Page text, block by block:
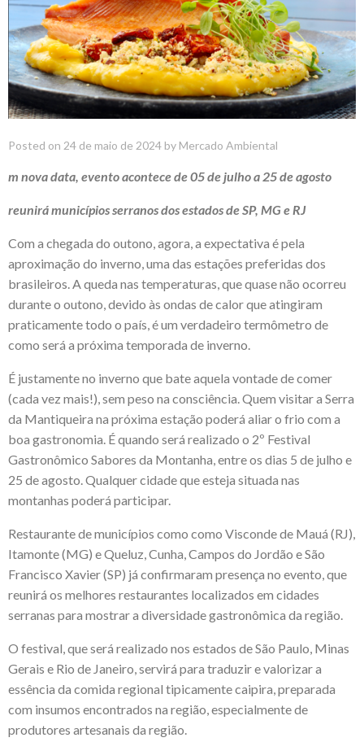
Posted on 24 de maio de 2024 by Mercado Ambiental
m nova data, evento acontece de 05 de julho a 25 de agosto
reunirá municípios serranos dos estados de SP, MG e RJ
Com a chegada do outono, agora, a expectativa é pela
aproximação do inverno, uma das estações preferidas dos
brasileiros. A queda nas temperaturas, que quase não ocorreu
durante o outono, devido às ondas de calor que atingiram
praticamente todo o país, é um verdadeiro termômetro de
como será a próxima temporada de inverno.
É justamente no inverno que bate aquela vontade de comer
(cada vez mais!), sem peso na consciência. Quem visitar a Serra
da Mantiqueira na próxima estação poderá aliar o frio com a
boa gastronomia. É quando será realizado o 2º Festival
Gastronômico Sabores da Montanha, entre os dias 5 de julho e
25 de agosto. Qualquer cidade que esteja situada nas
montanhas poderá participar.
Restaurante de municípios como como Visconde de Mauá (RJ),
Itamonte (MG) e Queluz, Cunha, Campos do Jordão e São
Francisco Xavier (SP) já confirmaram presença no evento, que
reunirá os melhores restaurantes localizados em cidades
serranas para mostrar a diversidade gastronômica da região.
O festival, que será realizado nos estados de São Paulo, Minas
Gerais e Rio de Janeiro, servirá para traduzir e valorizar a
essência da comida regional tipicamente caipira, preparada
com insumos encontrados na região, especialmente de
produtores artesanais da região.